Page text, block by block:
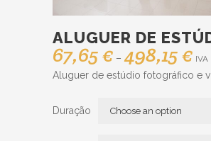
ALUGUER DE
67,65€ – 498,15€Price
IVA
Aluguer de estúdio fotográfico e
Duração